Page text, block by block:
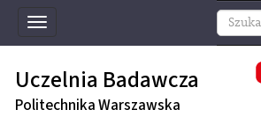
Toggle
navigation
Uczelnia Badawcza
Politechnika Warszawska